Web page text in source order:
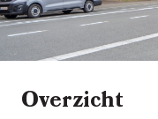
Overzicht